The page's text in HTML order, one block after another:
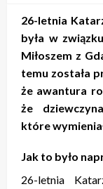
26-letnia
była w
Miłoszem z
temu została
że awantura
że
które
Jak to było
26-letnia